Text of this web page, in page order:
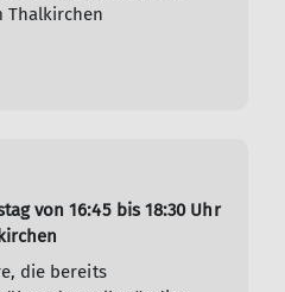
Thalkirchen
von 16:45 bis 18:30 Uhr
die bereits